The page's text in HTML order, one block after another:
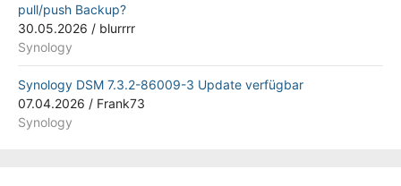
pull/push Backup?
30.05.2026 / blurrrr
Synology
Synology DSM 7.3.2-86009-3 Update verfügbar
07.04.2026 / Frank73
Synology